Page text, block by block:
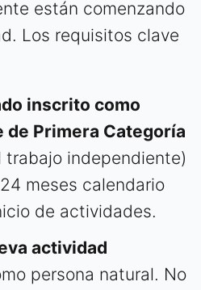
están comenzando
Los requisitos clave
inscrito como
Primera Categoría
trabajo independiente)
meses calendario
de actividades.
actividad
persona natural. No